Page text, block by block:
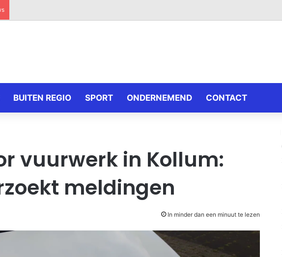
BUITEN REGIO SPORT ONDERNEMEND CONTACT
vuurwerk in Kollum:
meldingen
In minder dan een minuut te lezen